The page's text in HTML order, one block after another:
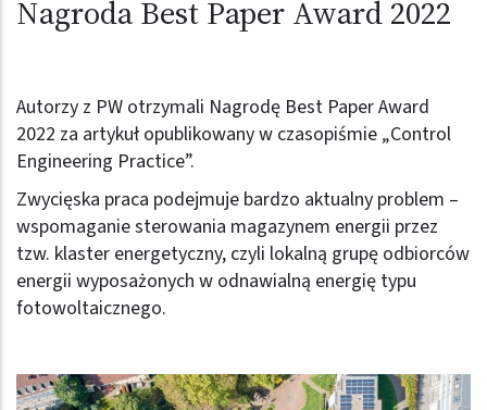
Nagroda Best Paper Award 2022
Autorzy z PW otrzymali Nagrodę Best Paper Award
2022 za artykuł opublikowany w czasopiśmie „Control
Engineering Practice”.
Zwycięska praca podejmuje bardzo aktualny problem –
wspomaganie sterowania magazynem energii przez
tzw. klaster energetyczny, czyli lokalną grupę odbiorców
energii wyposażonych w odnawialną energię typu
fotowoltaicznego.